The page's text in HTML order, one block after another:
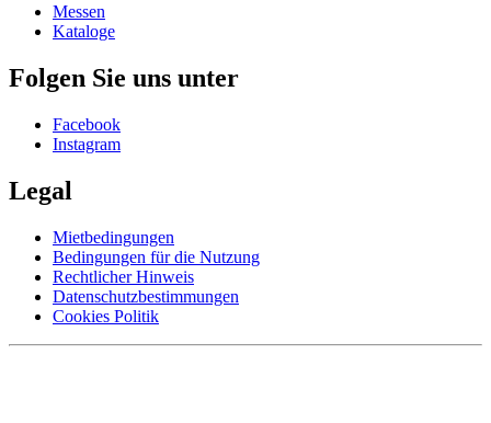
Messen
Kataloge
Folgen Sie uns unter
Facebook
Instagram
Legal
Mietbedingungen
Bedingungen für die Nutzung
Rechtlicher Hinweis
Datenschutzbestimmungen
Cookies Politik